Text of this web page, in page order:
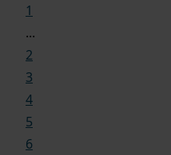
1
...
2
3
4
5
6